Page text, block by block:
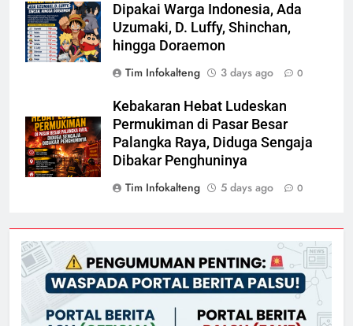
Dipakai Warga Indonesia, Ada
Uzumaki, D. Luffy, Shinchan,
hingga Doraemon
Tim Infokalteng
3 days ago 0
Kebakaran Hebat Ludeskan
Permukiman di Pasar Besar
Palangka Raya, Diduga Sengaja
Dibakar Penghuninya
Tim Infokalteng
5 days ago 0